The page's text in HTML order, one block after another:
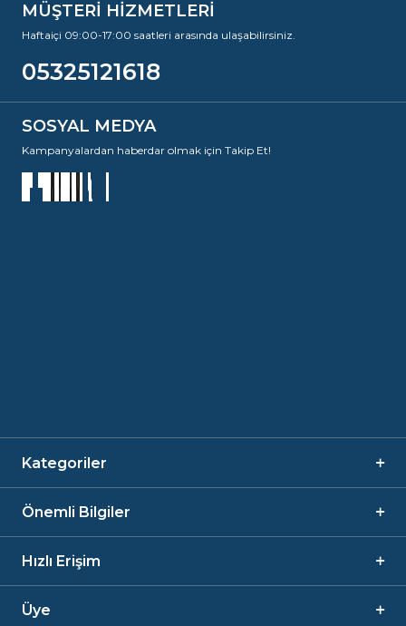
MÜŞTERİ HİZMETLERİ
Haftaiçi 09:00-17:00 saatleri arasında ulaşabilirsiniz.
05325121618
SOSYAL MEDYA
Kampanyalardan haberdar olmak için Takip Et!
Kategoriler
Önemli Bilgiler
Hızlı Erişim
Üye